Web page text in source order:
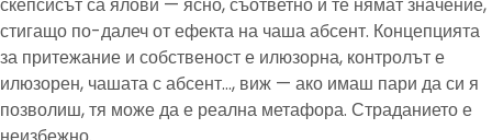
стигащо по-далеч от ефекта на чаша абсент. Концепцията
за притежание и собственост е илюзорна, контролът е
илюзорен, чашата с абсент…, виж — ако имаш пари да си я
позволиш, тя може да е реална метафора. Страданието е